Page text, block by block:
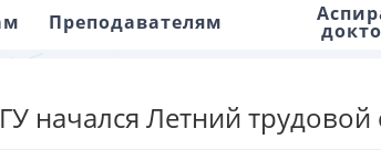
Преподавателям
начался Летний трудовой